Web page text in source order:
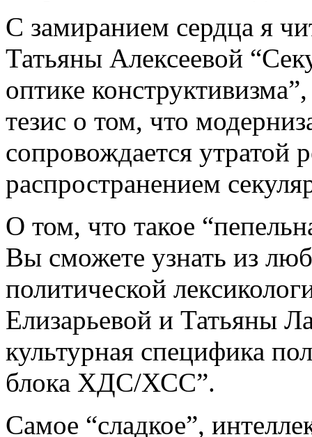
С замиранием сердца я
Татьяны Алексеевой
оптике
тезис о том, что
сопровождается утратой
распространением
О том, что такое
Вы сможете узнать из
политической
Елизарьевой и Татьяны
культурная специфика
блока ХДС/ХСС”.
Самое “сладкое”,